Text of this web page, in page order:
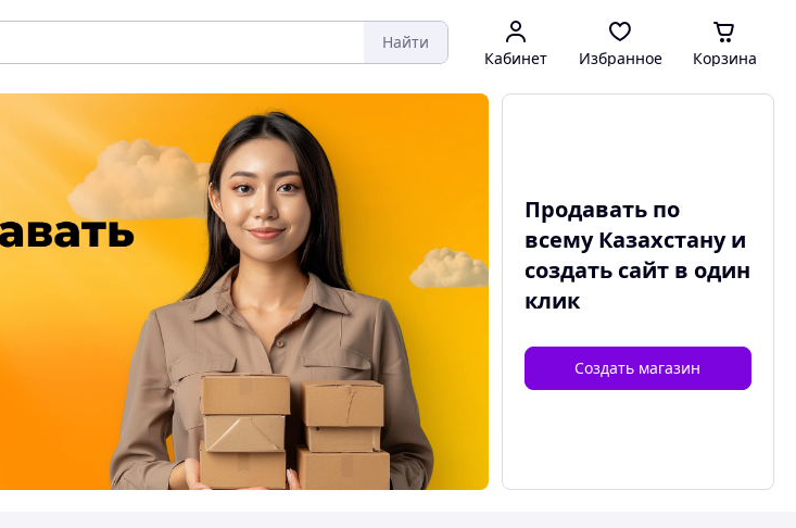
Найти
Кабинет Избранное Корзина
Продавать по
всему Казахстану и
создать сайтв один
клик
Создать магазин